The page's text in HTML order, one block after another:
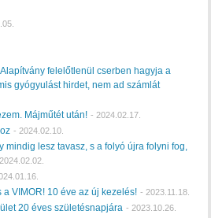
felelőtlenül cserben hagyja a
gyógyulást hirdet, nem ad számlát
Májműtét után! - 2024.02.17.
- 2024.02.10.
mindig lesz tavasz, s a folyó újra folyni fog,
2024.02.02.
VIMOR! 10 éve az új kezelés! - 2023.11.18.
20 éves születésnapjára - 2023.10.26.